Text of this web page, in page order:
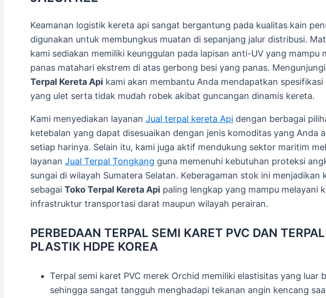
Keamanan logistik kereta api sangat bergantung pada kualitas kain
digunakan untuk membungkus muatan di sepanjang jalur distribusi.
kami sediakan memiliki keunggulan pada lapisan anti-UV yang mampu
panas matahari ekstrem di atas gerbong besi yang panas. Mengunjungi
Terpal Kereta Api kami akan membantu Anda mendapatkan spesifikasi
yang ulet serta tidak mudah robek akibat guncangan dinamis kereta.
Kami menyediakan layanan Jual terpal kereta Api dengan berbagai
ketebalan yang dapat disesuaikan dengan jenis komoditas yang Anda
setiap harinya. Selain itu, kami juga aktif mendukung sektor maritim
layanan Jual Terpal Tongkang guna memenuhi kebutuhan proteksi
sungai di wilayah Sumatera Selatan. Keberagaman stok ini menjadikan
sebagai Toko Terpal Kereta Api paling lengkap yang mampu melayani
infrastruktur transportasi darat maupun wilayah perairan.
PERBEDAAN TERPAL SEMI KARET PVC DAN TERPAL
PLASTIK HDPE KOREA
Terpal semi karet PVC merek Orchid memiliki elastisitas yang luar
sehingga sangat tangguh menghadapi tekanan angin kencang